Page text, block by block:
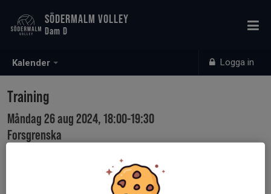
Kalender Logga in
SÖDERMALM VOLLEY
Dam D
Training
Måndag 26 aug 2024, 18:00-19:30
Forsgrenska